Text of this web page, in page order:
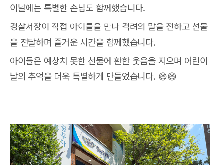
이날에는 특별한 손님도 함께했습니다.
경찰서장이 직접 아이들을 만나 격려의 말을 전하고 선물
을 전달하며 즐거운 시간을 함께했습니다.
아이들은 예상치 못한 선물에 환한 웃음을 지으며 어린이
날의 추억을 더욱 특별하게 만들었습니다. 😄😄